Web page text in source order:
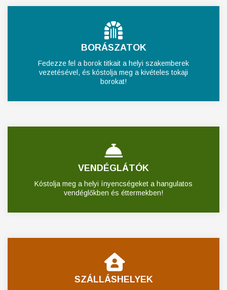
BORÁSZATOK
Fedezze fel a borok titkait a helyi szakemberek
vezetésével, és kóstolja meg a kivételes tokaji
borokat!
VENDÉGLÁTÓK
Kóstolja meg a helyi ínyencségeket a hangulatos
vendéglőkben és éttermekben!
SZÁLLÁSHELYEK